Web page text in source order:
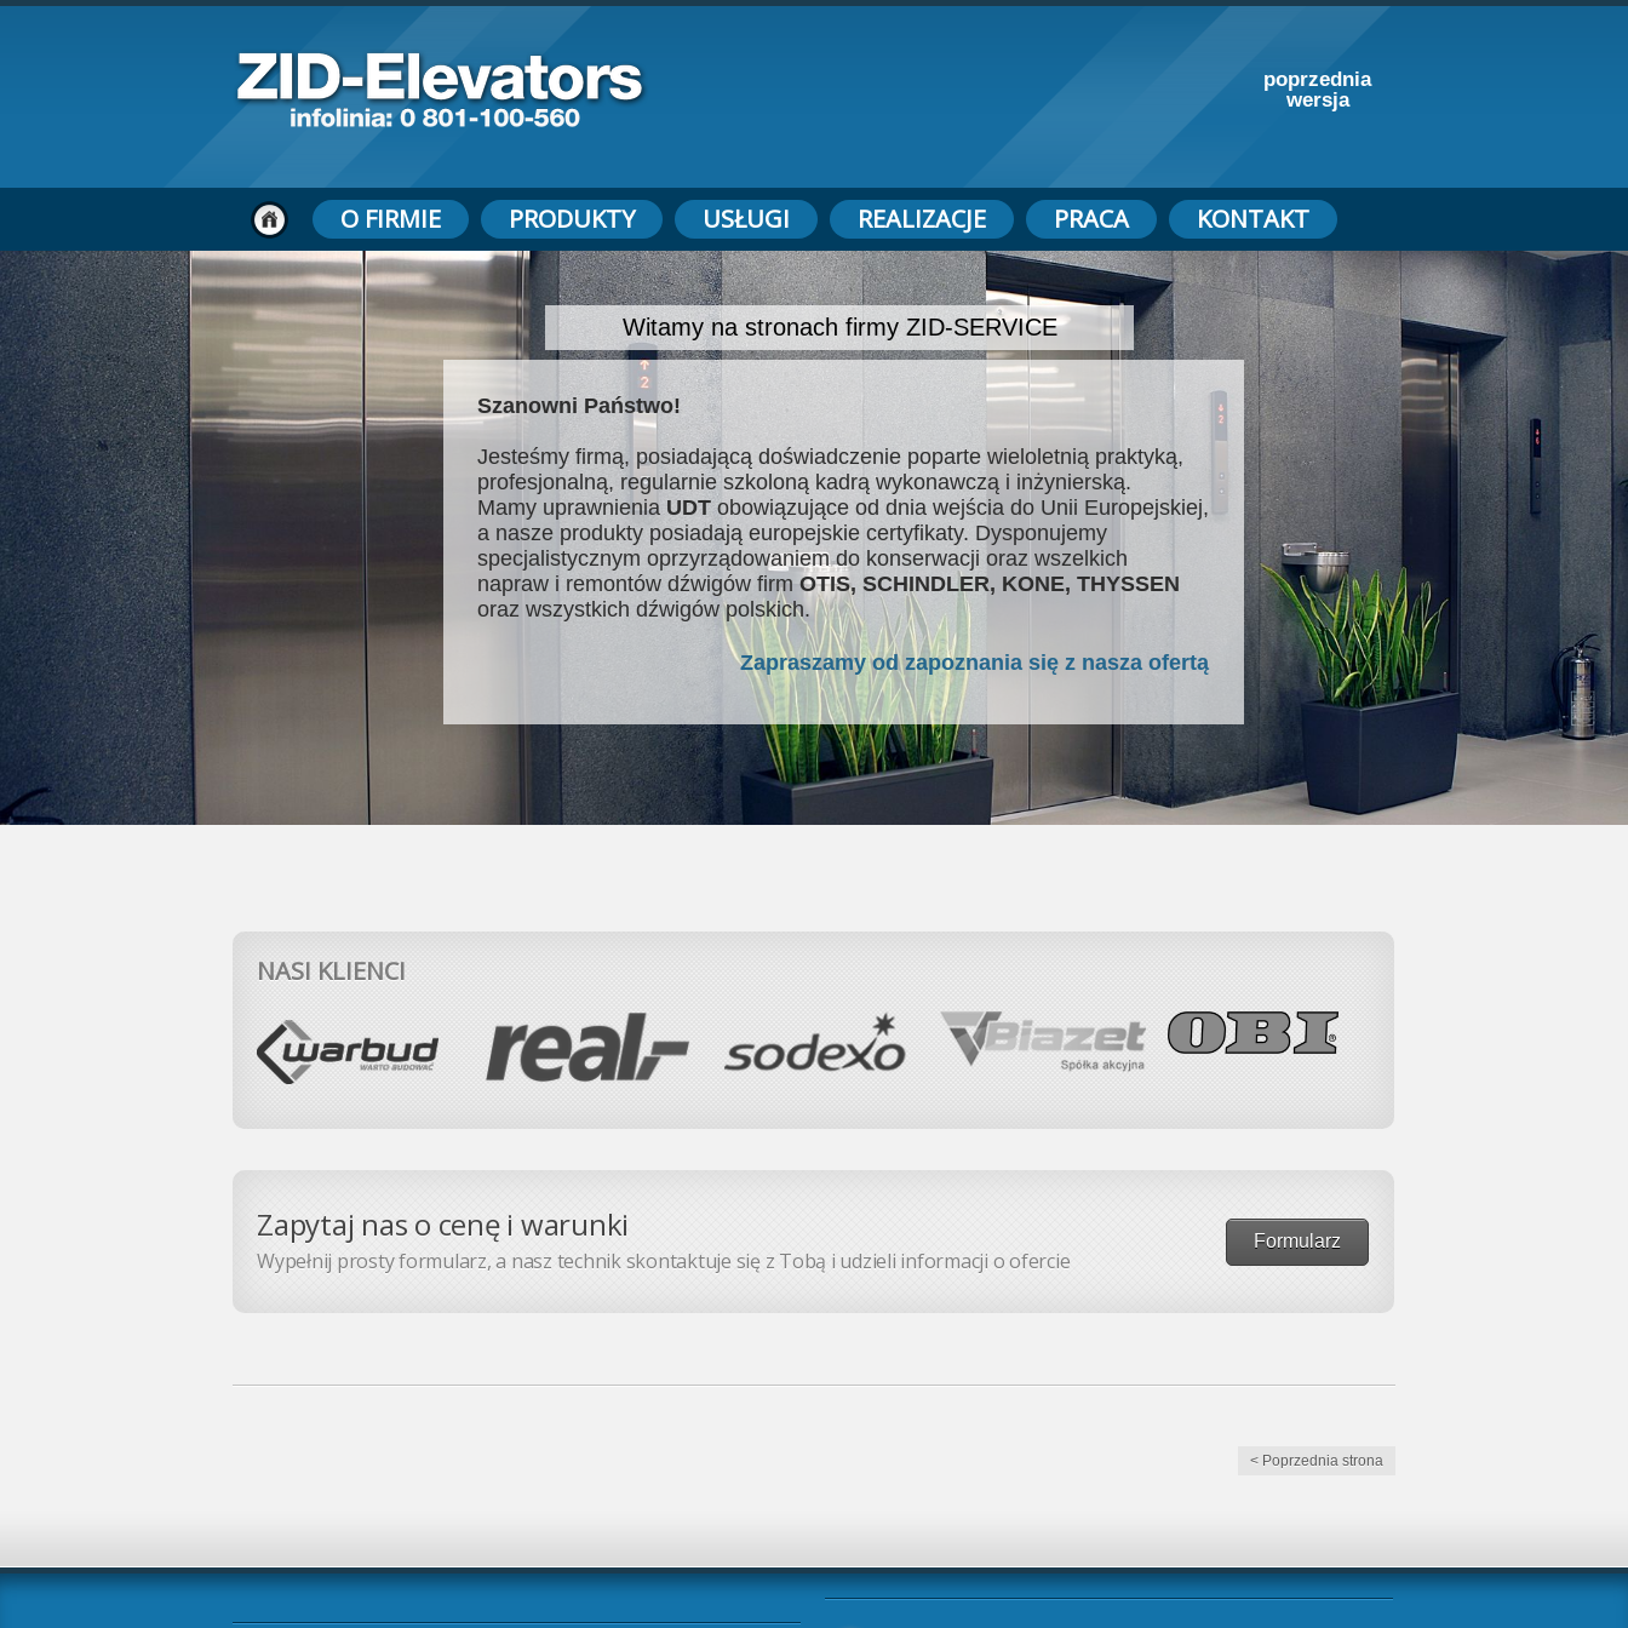
poprzednia
wersja
O FIRMIE PRODUKTY USŁUGI REALIZACJE PRACA KONTAKT
Witamy na stronach firmy ZID-SERVICE
Szanowni Państwo!
Jesteśmy firmą, posiadającą doświadczenie poparte wieloletnią praktyką,
profesjonalną, regularnie szkoloną kadrą wykonawczą i inżynierską.
Mamy uprawnienia UDT obowiązujące od dnia wejścia do Unii Europejskiej,
a nasze produkty posiadają europejskie certyfikaty. Dysponujemy
specjalistycznym oprzyrządowaniem do konserwacji oraz wszelkich
napraw i remontów dźwigów firmOTIS, SCHINDLER, KONE, THYSSEN
oraz wszystkich dźwigów polskich.
Zapraszamy od zapoznania się z nasza ofertą
NASI KLIENCI
Zapytaj nas o cenę i warunki
Wypełnij prosty formularz, a nasz technik skontaktuje się z Tobą i udzieli informacji o ofercie
Formularz
< Poprzednia strona